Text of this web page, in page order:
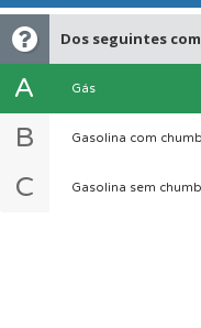
Dos seguintes
A Gás
B Gasolina com
C Gasolina sem